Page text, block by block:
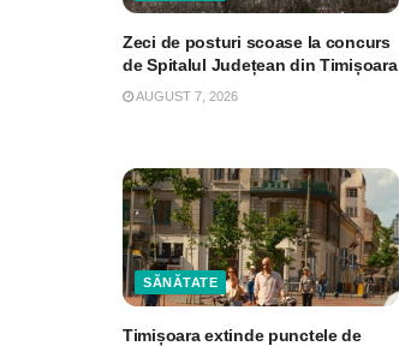
Zeci de posturi scoase la concurs
de Spitalul Județean din Timișoara
AUGUST 7, 2026
SĂNĂTATE
Timișoara extinde punctele de